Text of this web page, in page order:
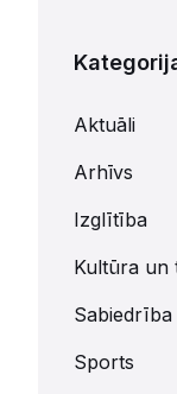
Aktuāli
Arhīvs
Izglītība
Kultūra un
Sabiedrība
Sports